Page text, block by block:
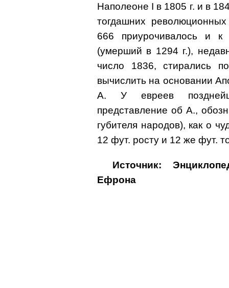
Наполеоне I в 1805 г. и в
тогдашних
666 приурочивалось и
(умерший в 1294 г.),
число 1836, стирались
вычислить на основании
А. У евреев
представление об А.,
губителя народов), как о
12 фут. росту и 12 же фут.
Источник:
Ефрона